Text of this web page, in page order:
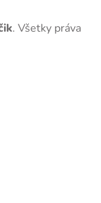
. Všetky práva